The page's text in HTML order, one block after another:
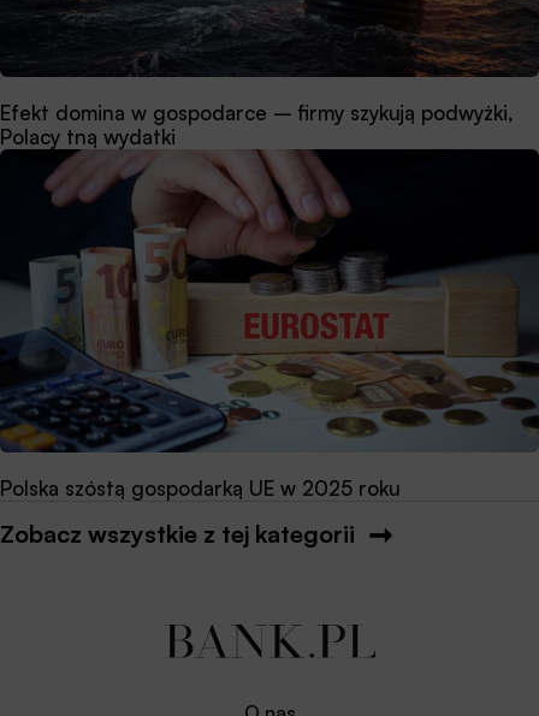
Efekt domina w gospodarce – firmy szykują podwyżki,
Polacy tną wydatki
Polska szóstą gospodarką UE w 2025 roku
Zobacz wszystkie z tej kategorii